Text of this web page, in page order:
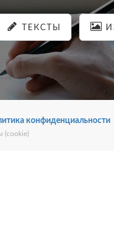
ТЕКСТЫ
конфиденциальности
(cookie)